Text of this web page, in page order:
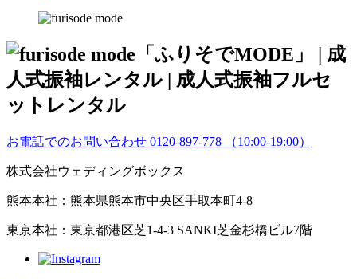
お電話でのお問い合わせ 0120-897-778 （10:00-19:00）
株式会社ウェディングボックス
熊本本社：熊本県熊本市中央区手取本町4-8
東京本社：東京都港区芝1-4-3 SANKI芝金杉橋ビル7階